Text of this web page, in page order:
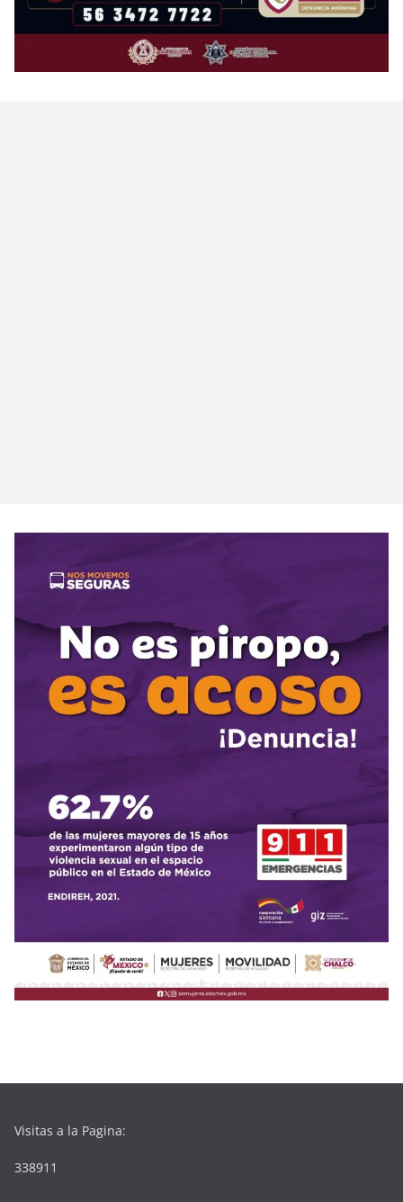
Visitas a la Pagina:
338911